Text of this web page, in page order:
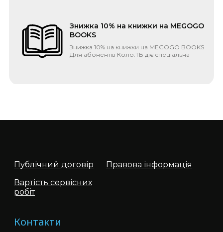
Знижка 10% на книжки на MEGOGO
BOOKS
Знижка 10% на книжки на MEGOGO BOOKS
Для абонентів Коло.ТБ діє спеціальна
тарифі
Публічний договір
Правова інформація
Вартість сервісних
робіт
Контакти